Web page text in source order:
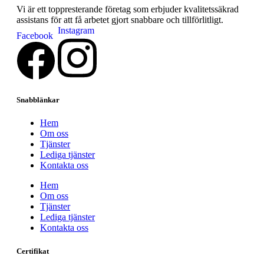
Vi är ett toppresterande företag som erbjuder kvalitetssäkrad
assistans för att få arbetet gjort snabbare och tillförlitligt.
Facebook
Instagram
Snabblänkar
Hem
Om oss
Tjänster
Lediga tjänster
Kontakta oss
Hem
Om oss
Tjänster
Lediga tjänster
Kontakta oss
Certifikat